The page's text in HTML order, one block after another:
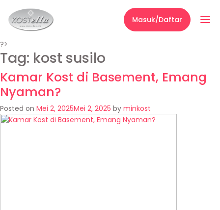
?>
Masuk/Daftar
Tag: kost susilo
Kamar Kost di Basement, Emang
Nyaman?
Posted on Mei 2, 2025Mei 2, 2025 by minkost